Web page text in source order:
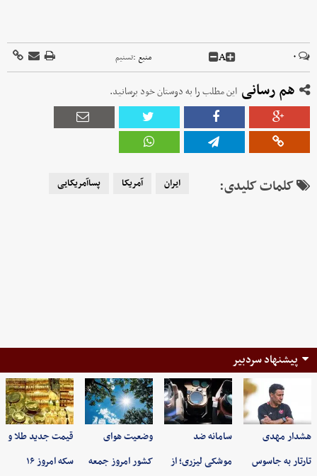
۰ A منبع :تسنیم
هم رسانی این مطلب را به دوستان خود برسانید.
کلمات کلیدی: ایران آمریکا پساآمریکایی
پیشنهاد سردبیر
هشدار مهدی
تارتار به جاسوس
سامانه ضد
موشکی لیزری؛ از
وضعیت هوای
کشور امروز جمعه
قیمت جدید طلا و
سکه امروز ۱۶